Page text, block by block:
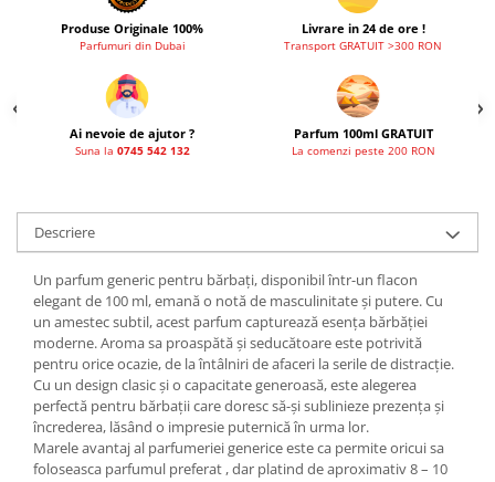
Produse Originale 100%
Parfumuri din Dubai
Livrare in 24 de ore !
Transport GRATUIT >300 RON
Ai nevoie de ajutor ?
Suna la 0745 542 132
Parfum 100ml GRATUIT
La comenzi peste 200 RON
Descriere
Un parfum generic pentru bărbați, disponibil într-un flacon
elegant de 100 ml, emană o notă de masculinitate și putere. Cu
un amestec subtil, acest parfum capturează esența bărbăției
moderne. Aroma sa proaspătă și seducătoare este potrivită
pentru orice ocazie, de la întâlniri de afaceri la serile de distracție.
Cu un design clasic și o capacitate generoasă, este alegerea
perfectă pentru bărbații care doresc să-și sublinieze prezența și
încrederea, lăsând o impresie puternică în urma lor.
Marele avantaj al parfumeriei generice este ca permite oricui sa
foloseasca parfumul preferat , dar platind de aproximativ 8 – 10